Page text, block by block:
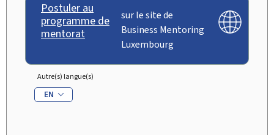
Postuler au
programme de
mentorat
sur le site de
Business Mentoring
Luxembourg
Autre(s) langue(s)
EN